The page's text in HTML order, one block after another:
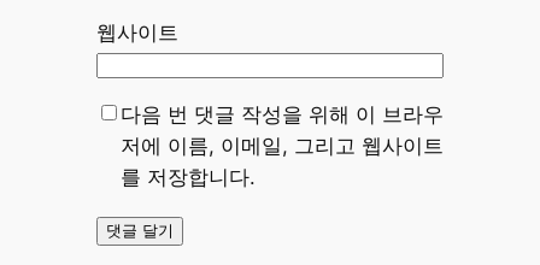
웹사이트
다음 번 댓글 작성을 위해 이 브라우
저에 이름, 이메일, 그리고 웹사이트
를 저장합니다.